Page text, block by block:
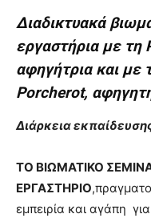
Διαδικτυακά
εργαστήρια με
αφηγήτρια και με
Porcherot,
Διάρκεια
ΤΟ ΒΙΩΜΑΤΙΚΟ
ΕΡΓΑΣΤΗΡΙΟ
εμπειρία και αγάπη